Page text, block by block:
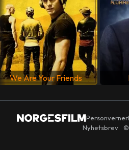
SPRÅK
Engelsk
We Are Your Friends
Nyhetsbrev
©